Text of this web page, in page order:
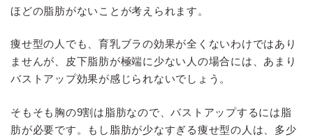
ほどの脂肪がないことが考えられます。
痩せ型の人でも、育乳ブラの効果が全くないわけではあり
ませんが、皮下脂肪が極端に少ない人の場合には、あまり
バストアップ効果が感じられないでしょう。
そもそも胸の9割は脂肪なので、バストアップするには脂
肪が必要です。もし脂肪が少なすぎる痩せ型の人は、多少